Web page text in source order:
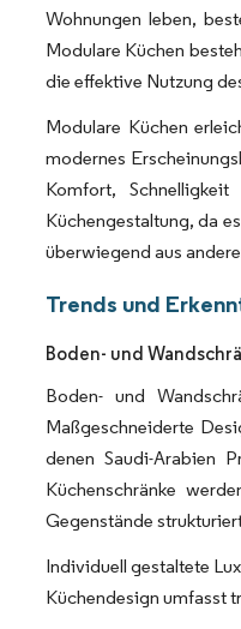
Wohnungen leben,
Modulare Küchen
die effektive Nutzung
Modulare Küchen
modernes
Komfort,
Küchengestaltung, da
überwiegend aus
Trends und
Boden- und
Boden- und
Maßgeschneiderte
denen Saudi-Arabien
Küchenschränke
Gegenstände
Individuell gestaltete
Küchendesign umfasst